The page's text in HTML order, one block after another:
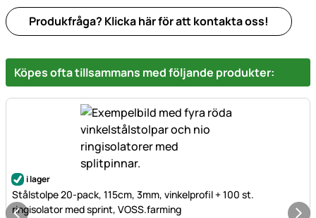
Produkfråga? Klicka här för att kontakta oss!
Köpes ofta tillsammans med följande produkter:
i lager
Stålstolpe 20-pack, 115cm, 3mm, vinkelprofil + 100 st.
ringisolator med sprint, VOSS.farming